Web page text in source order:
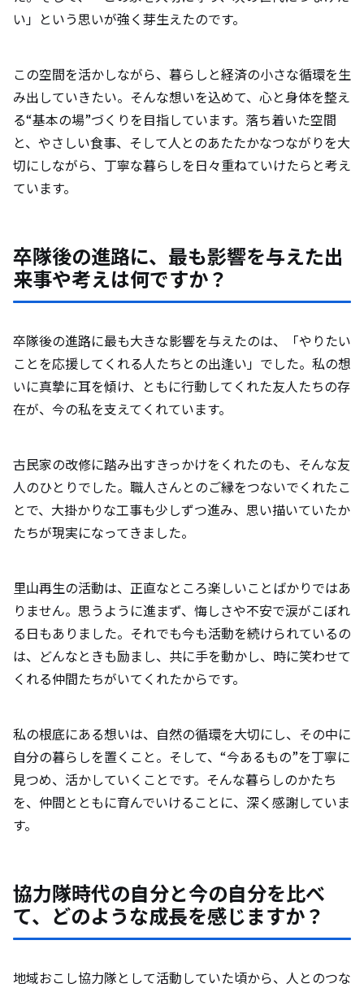
い」という思いが強く芽生えたのです。
この空間を活かしながら、暮らしと経済の小さな循環を生
み出していきたい。そんな想いを込めて、心と身体を整え
る“基本の場”づくりを目指しています。落ち着いた空間
と、やさしい食事、そして人とのあたたかなつながりを大
切にしながら、丁寧な暮らしを日々重ねていけたらと考え
ています。
卒隊後の進路に、最も影響を与えた出
来事や考えは何ですか？
卒隊後の進路に最も大きな影響を与えたのは、「やりたい
ことを応援してくれる人たちとの出逢い」でした。私の想
いに真摯に耳を傾け、ともに行動してくれた友人たちの存
在が、今の私を支えてくれています。
古民家の改修に踏み出すきっかけをくれたのも、そんな友
人のひとりでした。職人さんとのご縁をつないでくれたこ
とで、大掛かりな工事も少しずつ進み、思い描いていたか
たちが現実になってきました。
里山再生の活動は、正直なところ楽しいことばかりではあ
りません。思うように進まず、悔しさや不安で涙がこぼれ
る日もありました。それでも今も活動を続けられているの
は、どんなときも励まし、共に手を動かし、時に笑わせて
くれる仲間たちがいてくれたからです。
私の根底にある想いは、自然の循環を大切にし、その中に
自分の暮らしを置くこと。そして、“今あるもの”を丁寧に
見つめ、活かしていくことです。そんな暮らしのかたち
を、仲間とともに育んでいけることに、深く感謝していま
す。
協力隊時代の自分と今の自分を比べ
て、どのような成長を感じますか？
地域おこし協力隊として活動していた頃から、人とのつな